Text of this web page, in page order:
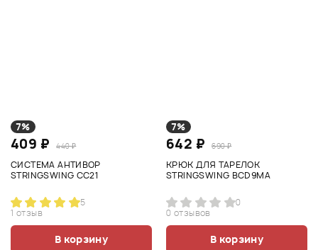
7%
409 ₽ 440 ₽
СИСТЕМА АНТИВОР
STRINGSWING CC21
5
1 отзыв
В корзину
7%
642 ₽ 690 ₽
КРЮК ДЛЯ ТАРЕЛОК
STRINGSWING BCD9MA
0
0 отзывов
В корзину